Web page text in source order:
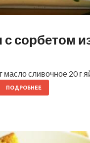
с сорбетом
сливочное 20 г
ПОДРОБНЕЕ